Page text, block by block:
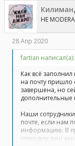
HE
28 Апр 2020
fartian написал(а):
Как всё
на почту пришло
завершена, но
дополнительные
Наши сотрудники
почте, если нам
информацию. В
утвердим ваш